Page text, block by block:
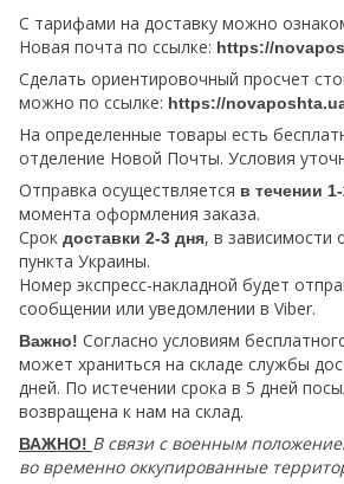
С тарифами на доставку можно
Новая почта по ссылке: https://
Сделать ориентировочный просчет
можно по ссылке: https://
На определенные товары есть
отделение Новой Почты. Условия
Отправка осуществляется в течении
момента оформления заказа.
Срок доставки 2-3 дня, в зависимости
пункта Украины.
Номер экспресс-накладной будет
сообщении или уведомлении в Viber.
Важно! Согласно условиям
может храниться на складе службы
дней. По истечении срока в 5 дней
возвращена к нам на склад.
ВАЖНО! В связи с военным
во временно оккупированные